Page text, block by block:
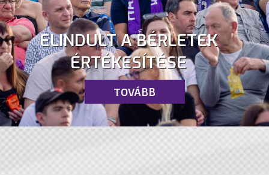
ELINDULT A BÉRLETEK
ÉRTÉKESÍTÉSE
TOVÁBB